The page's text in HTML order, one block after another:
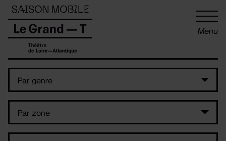
Menu
Panneau de gestion des cookies